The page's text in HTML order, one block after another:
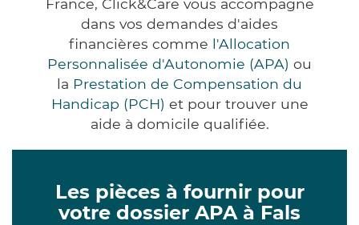
France, Click&Care vous accompagne
dans vos demandes d'aides
financières comme l'Allocation
Personnalisée d'Autonomie (APA) ou
la Prestation de Compensation du
Handicap (PCH) et pour trouver une
aide à domicile qualifiée.
Les pièces à fournir pour
votre dossier APA à Fals